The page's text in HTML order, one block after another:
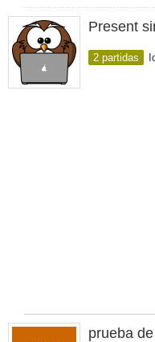
Present
2 partidas
prueba